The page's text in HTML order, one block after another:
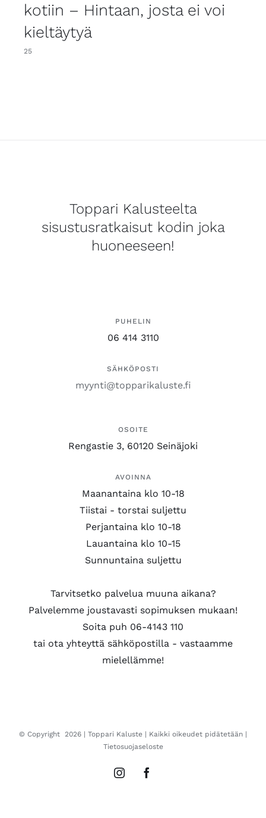
kotiin – Hintaan, josta ei voi
kieltäytyä
25
Toppari Kalusteelta
sisustusratkaisut kodin joka
huoneeseen!
PUHELIN
06 414 3110
SÄHKÖPOSTI
myynti@topparikaluste.fi
OSOITE
Rengastie 3, 60120 Seinäjoki
AVOINNA
Maanantaina klo 10-18
Tiistai - torstai suljettu
Perjantaina klo 10-18
Lauantaina klo 10-15
Sunnuntaina suljettu
Tarvitsetko palvelua muuna aikana?
Palvelemme joustavasti sopimuksen mukaan!
Soita puh 06-4143 110
tai ota yhteyttä sähköpostilla - vastaamme
mielellämme!
© Copyright 2026 | Toppari Kaluste | Kaikki oikeudet pidätetään |
Tietosuojaseloste
Instagram